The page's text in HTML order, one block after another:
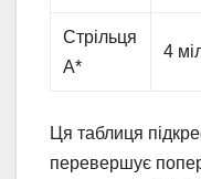
Стрільця
A*
4
Ця таблиця
перевершує